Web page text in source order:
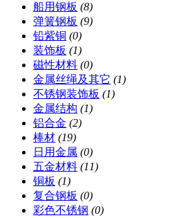
船用钢板 (8)
弹簧钢板 (9)
铅紫铜 (0)
装饰板 (1)
磁性材料 (0)
金属丝绳及其它 (1)
不锈钢装饰板 (1)
金属结构 (1)
铝合金 (2)
棒材 (19)
日用金属 (0)
五金材料 (11)
铜板 (1)
复合钢板 (0)
彩色不锈钢 (0)